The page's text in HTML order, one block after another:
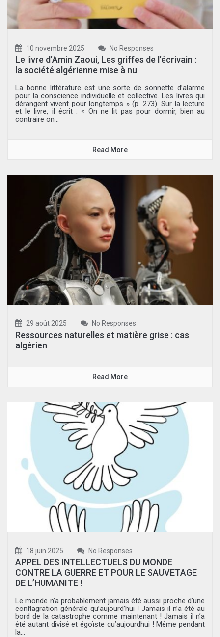
10 novembre 2025 No Responses
Le livre d’Amin Zaoui, Les griffes de l’écrivain :
la société algérienne mise à nu
La bonne littérature est une sorte de sonnette d’alarme
pour la conscience individuelle et collective. Les livres qui
dérangent vivent pour longtemps » (p. 273). Sur la lecture
et le livre, il écrit : « On ne lit pas pour dormir, bien au
contraire on...
Read More
29 août 2025 No Responses
Ressources naturelles et matière grise : cas
algérien
Read More
18 juin 2025 No Responses
APPEL DES INTELLECTUELS DU MONDE
CONTRE LA GUERRE ET POUR LE SAUVETAGE
DE L’HUMANITE !
Le monde n’a probablement jamais été aussi proche d’une
conflagration générale qu’aujourd’hui ! Jamais il n’a été au
bord de la catastrophe comme maintenant ! Jamais il n’a
été autant divisé et égoïste qu’aujourdhui ! Même pendant
la...